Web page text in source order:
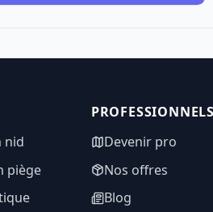
nid
piège
PROFESSIONNELS
Devenir pro
Nos offres
Blog